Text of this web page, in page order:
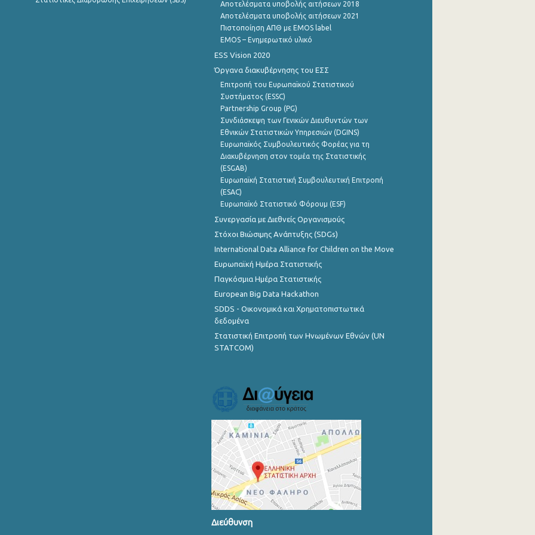
Αποτελέσματα υποβολής αιτήσεων 2018
Αποτελέσματα υποβολής αιτήσεων 2021
Πιστοποίηση ΑΠΘ με EMOS label
EMOS – Ενημερωτικό υλικό
ESS Vision 2020
Όργανα διακυβέρνησης του ΕΣΣ
Επιτροπή του Ευρωπαϊκού Στατιστικού
Συστήματος (ESSC)
Partnership Group (PG)
Συνδιάσκεψη των Γενικών Διευθυντών των
Εθνικών Στατιστικών Υπηρεσιών (DGINS)
Ευρωπαϊκός Συμβουλευτικός Φορέας για τη
Διακυβέρνηση στον τομέα της Στατιστικής
(ESGAB)
Ευρωπαϊκή Στατιστική Συμβουλευτική Επιτροπή
(ESAC)
Ευρωπαϊκό Στατιστικό Φόρουμ (ESF)
Συνεργασία με Διεθνείς Οργανισμούς
Στόχοι Βιώσιμης Ανάπτυξης (SDGs)
International Data Alliance for Children on the Move
Ευρωπαϊκή Ημέρα Στατιστικής
Παγκόσμια Ημέρα Στατιστικής
European Big Data Hackathon
SDDS - Οικονομικά και Χρηματοπιστωτικά
δεδομένα
Στατιστική Επιτροπή των Ηνωμένων Εθνών (UN
STATCOM)
Διεύθυνση